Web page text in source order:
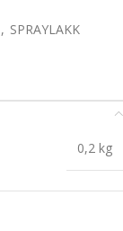
, SPRAYLAKK
0,2 kg